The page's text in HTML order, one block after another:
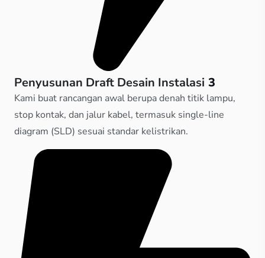
Penyusunan Draft Desain Instalasi 3
Kami buat rancangan awal berupa denah titik lampu,
stop kontak, dan jalur kabel, termasuk single-line
diagram (SLD) sesuai standar kelistrikan.